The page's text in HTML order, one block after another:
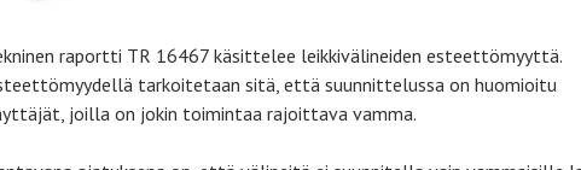
raportti TR 16467 käsittelee leikkivälineiden esteettömyyttä.
tarkoitetaan sitä, että suunnittelussa on huomioitu
joilla on jokin toimintaa rajoittava vamma.